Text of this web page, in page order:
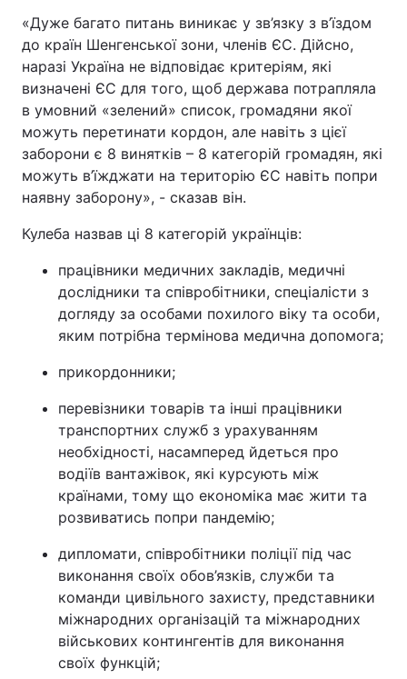
«Дуже багато питань виникає у зв’язку з в’їздом
до країн Шенгенської зони, членів ЄС. Дійсно,
наразі Україна не відповідає критеріям, які
визначені ЄС для того, щоб держава потрапляла
в умовний «зелений» список, громадяни якої
можуть перетинати кордон, але навіть з цієї
заборони є 8 винятків – 8 категорій громадян, які
можуть в’їжджати на територію ЄС навіть попри
наявну заборону», - сказав він.
Кулеба назвав ці 8 категорій українців:
працівники медичних закладів, медичні
дослідники та співробітники, спеціалісти з
догляду за особами похилого віку та особи,
яким потрібна термінова медична допомога;
прикордонники;
перевізники товарів та інші працівники
транспортних служб з урахуванням
необхідності, насамперед йдеться про
водіїв вантажівок, які курсують між
країнами, тому що економіка має жити та
розвиватись попри пандемію;
дипломати, співробітники поліції під час
виконання своїх обов’язків, служби та
команди цивільного захисту, представники
міжнародних організацій та міжнародних
військових контингентів для виконання
своїх функцій;